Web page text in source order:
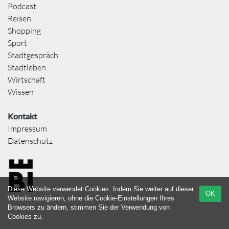
Podcast
Reisen
Shopping
Sport
Stadtgespräch
Stadtleben
Wirtschaft
Wissen
Kontakt
Impressum
Datenschutz
OK
Diese Website verwendet Cookies. Indem Sie weiter auf dieser
Website navigieren, ohne die Cookie-Einstellungen Ihres
Browsers zu ändern, stimmen Sie der Verwendung von
Cookies zu.